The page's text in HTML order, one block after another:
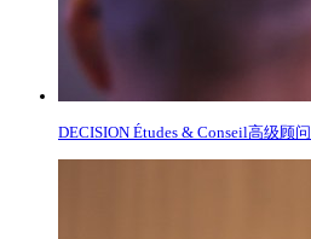
DECISION Études & Conseil高级顾